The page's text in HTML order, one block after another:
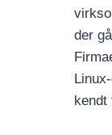
der
kendt